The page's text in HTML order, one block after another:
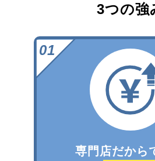
3つの強
専門店だから